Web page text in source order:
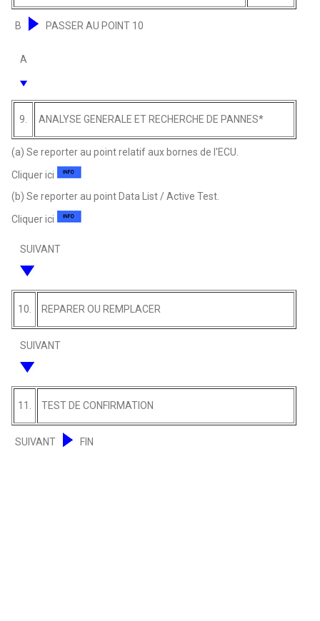
B PASSER AU POINT 10
A
9. ANALYSE GENERALE ET RECHERCHE DE PANNES*
(a) Se reporter au point relatif aux bornes de l'ECU.
Cliquer ici
(b) Se reporter au point Data List / Active Test.
Cliquer ici
SUIVANT
10. REPARER OU REMPLACER
SUIVANT
11. TEST DE CONFIRMATION
SUIVANT FIN